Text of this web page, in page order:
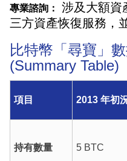
專業諮詢：
涉及大額資
三方資產恢復服務，
比特幣「尋寶」
(Summary Table)
項目 2013 年初
持有數量 5 BTC